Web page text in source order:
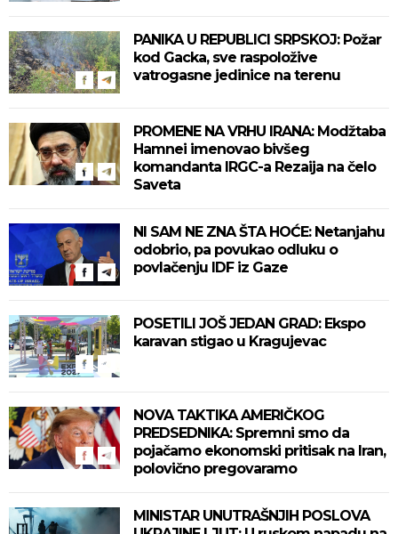
PANIKA U REPUBLICI SRPSKOJ: Požar
kod Gacka, sve raspoložive
vatrogasne jedinice na terenu
PROMENE NA VRHU IRANA: Modžtaba
Hamnei imenovao bivšeg
komandanta IRGC-a Rezaija na čelo
Saveta
NI SAM NE ZNA ŠTA HOĆE: Netanjahu
odobrio, pa povukao odluku o
povlačenju IDF iz Gaze
POSETILI JOŠ JEDAN GRAD: Ekspo
karavan stigao u Kragujevac
NOVA TAKTIKA AMERIČKOG
PREDSEDNIKA: Spremni smo da
pojačamo ekonomski pritisak na Iran,
polovično pregovaramo
MINISTAR UNUTRAŠNJIH POSLOVA